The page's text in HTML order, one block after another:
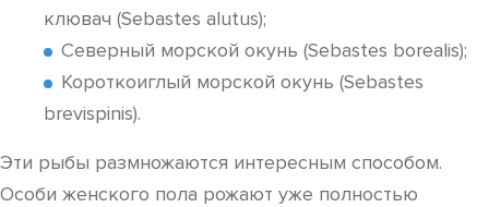
клювач (Sebastes alutus);
Северный морской окунь (Sebastes borealis);
Короткоиглый морской окунь (Sebastes
brevispinis).
Эти рыбы размножаются интересным способом.
Особи женского пола рожают уже полностью